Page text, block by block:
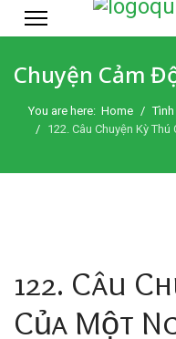
Chuyện Cảm
You are here: Home
122. Câu Chuyện Kỳ
122. Câu
Của Một